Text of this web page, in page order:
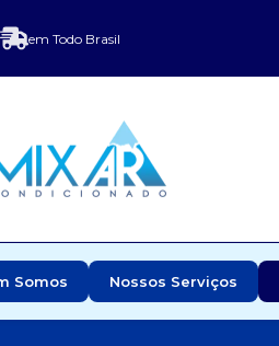
em Todo Brasil
Somos Nossos Serviços